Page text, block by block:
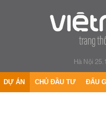
Hà Nội
DỰ ÁN CHỦ ĐẦU TƯ ĐẤU